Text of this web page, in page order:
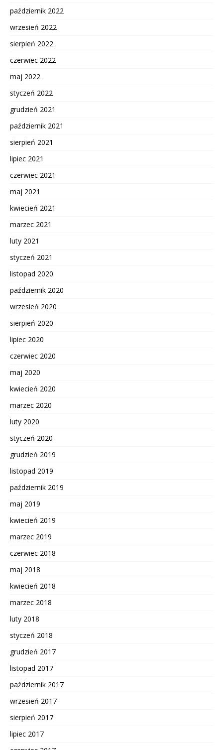
październik 2022
wrzesień 2022
sierpień 2022
czerwiec 2022
maj 2022
styczeń 2022
grudzień 2021
październik 2021
sierpień 2021
lipiec 2021
czerwiec 2021
maj 2021
kwiecień 2021
marzec 2021
luty 2021
styczeń 2021
listopad 2020
październik 2020
wrzesień 2020
sierpień 2020
lipiec 2020
czerwiec 2020
maj 2020
kwiecień 2020
marzec 2020
luty 2020
styczeń 2020
grudzień 2019
listopad 2019
październik 2019
maj 2019
kwiecień 2019
marzec 2019
czerwiec 2018
maj 2018
kwiecień 2018
marzec 2018
luty 2018
styczeń 2018
grudzień 2017
listopad 2017
październik 2017
wrzesień 2017
sierpień 2017
lipiec 2017